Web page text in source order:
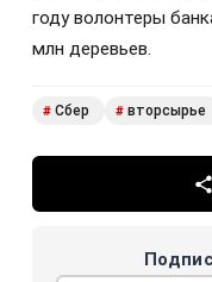
году волонтеры
млн деревьев.
# Сбер # вторсырье